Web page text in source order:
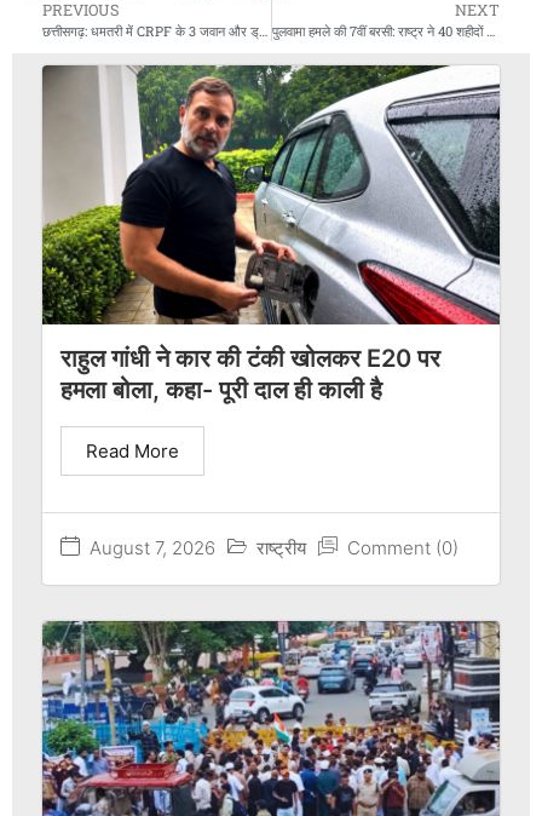
PREVIOUS
छत्तीसगढ़: धमतरी में CRPF के 3 जवान और ड्राइवर की दर्दनाक मौत, ट्रक-कार भिड़ंत
NEXT
पुलवामा हमले की 7वीं बरसी: राष्ट्र ने 40 शहीदों को दी भावभीनी श्रद्धांजलि
राहुल गांधी ने कार की टंकी खोलकर E20 पर
हमला बोला, कहा- पूरी दाल ही काली है
August 7, 2026 राष्ट्रीय Comment (0)
Read More